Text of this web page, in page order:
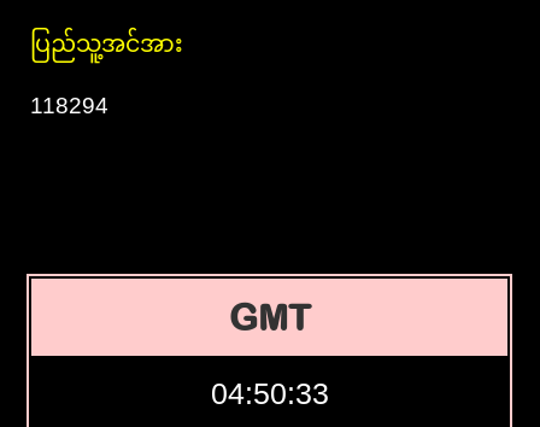
ပြည်သူ့အင်အား
118294
GMT
04:50:34